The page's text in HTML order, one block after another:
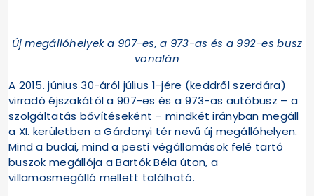
Új megállóhelyek a 907-es, a 973-as és a 992-es busz
vonalán
A 2015. június 30-áról július 1-jére (keddről szerdára)
virradó éjszakától a 907-es és a 973-as autóbusz – a
szolgáltatás bővítéseként – mindkét irányban megáll
a XI. kerületben a Gárdonyi tér nevű új megállóhelyen.
Mind a budai, mind a pesti végállomások felé tartó
buszok megállója a Bartók Béla úton, a
villamosmegálló mellett található.